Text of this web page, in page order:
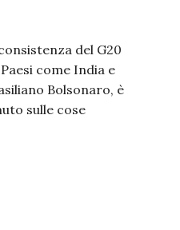
del G20
come India e
Bolsonaro, è
sulle cose